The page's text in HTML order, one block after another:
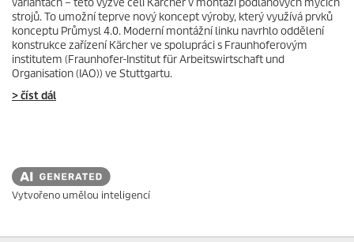
variantách – této výzvě čelí Kärcher v montáži podlahových mycích
strojů. To umožní teprve nový koncept výroby, který využívá prvků
konceptu Průmysl 4.0. Moderní montážní linku navrhlo oddělení
konstrukce zařízení Kärcher ve spolupráci s Fraunhoferovým
institutem (Fraunhofer-Institut für Arbeitswirtschaft und
Organisation (IAO)) ve Stuttgartu.
> číst dál
Vytvořeno umělou inteligencí